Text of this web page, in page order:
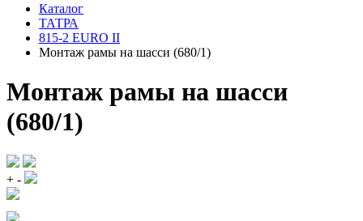
Каталог
ТАТРА
815-2 EURO II
Монтаж рамы на шасси (680/1)
Монтаж рамы на шасси
(680/1)
+ -